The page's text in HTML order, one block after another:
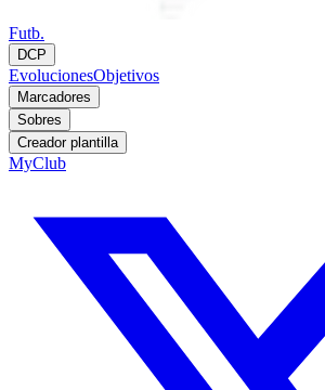
Futb.
DCP
EvolucionesObjetivos
Marcadores
Sobres
Creador plantilla
MyClub